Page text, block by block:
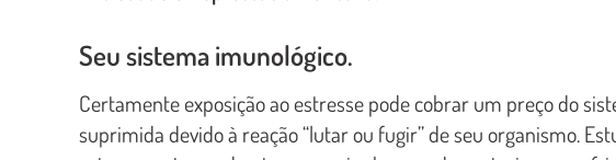
Seu sistema imunológico.
Certamente exposição ao estresse pode cobrar um preço do
suprimida devido à reação “lutar ou fugir” de seu organismo.